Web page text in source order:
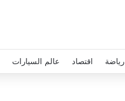
رياضة اقتصاد عالم السيارات